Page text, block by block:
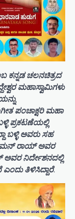
ಕನ್ನಡ ಚಲನಚಿತ್ರದ
ಮಹಾಸ್ವಾಮಿಗಳು
ಪಂಚಾಕ್ಷರಿ ಮಹಾ
ಪ್ರಕಟಣೆಯಲ್ಲಿ
ಬಳ್ಳಿ ಅವರು ಸಹ
ರಾಯ್ ಅವರ
ನಿರ್ದೇಶನದಲ್ಲಿ
ತಿಳಿಸಿದ್ದಾರೆ.